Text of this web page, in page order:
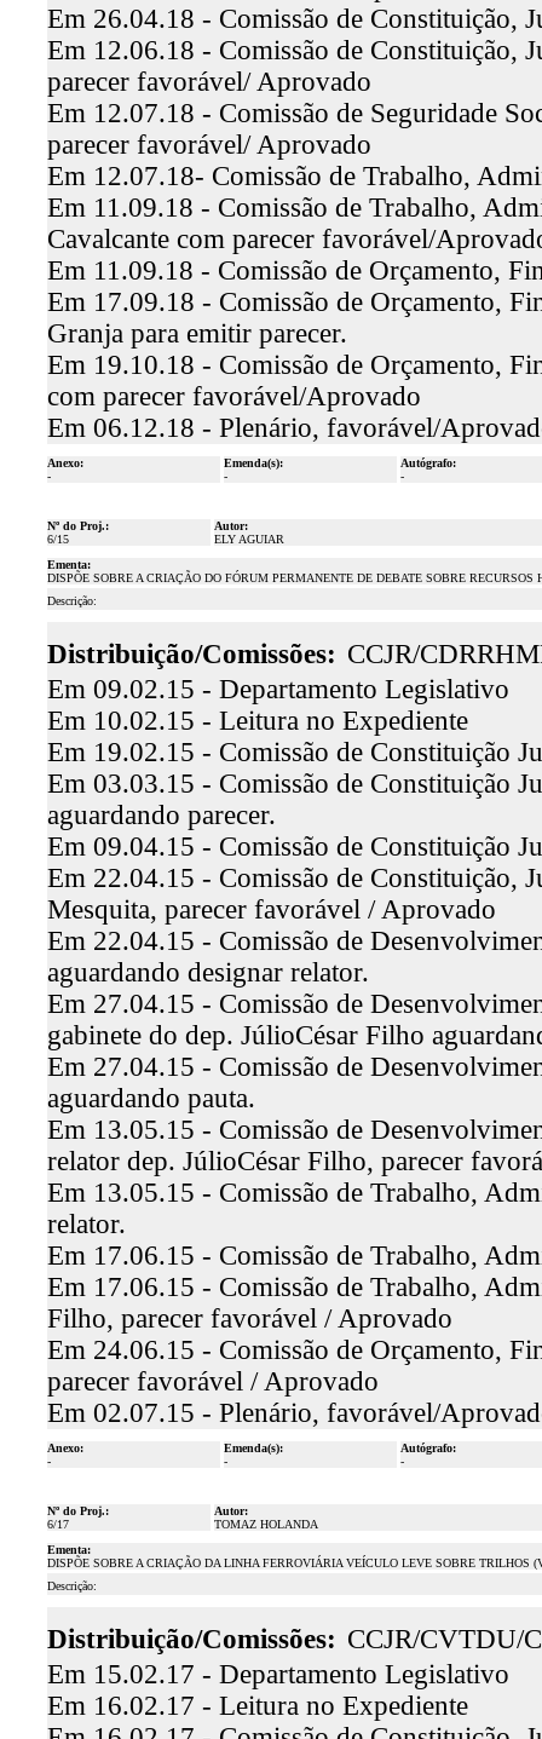
Em 26.04.18 - Comissão de Constituição,
Em 12.06.18 - Comissão de Constituição,
parecer favorável/ Aprovado
Em 12.07.18 - Comissão de Seguridade
parecer favorável/ Aprovado
Em 12.07.18- Comissão de Trabalho,
Em 11.09.18 - Comissão de Trabalho,
Cavalcante com parecer favorável/
Em 11.09.18 - Comissão de Orçamento,
Em 17.09.18 - Comissão de Orçamento,
Granja para emitir parecer.
Em 19.10.18 - Comissão de Orçamento,
com parecer favorável/Aprovado
Em 06.12.18 - Plenário, favorável/
Anexo:
-
Emenda(s):
-
Autógrafo:
-
Nº do Proj.:
6/15
Autor:
ELY AGUIAR
Ementa:
DISPÕE SOBRE A CRIAÇÃO DO FÓRUM PERMANENTE DE DEBATE SOBRE RECURSOS
Descrição:
Distribuição/Comissões: CCJR/
Em 09.02.15 - Departamento Legislativo
Em 10.02.15 - Leitura no Expediente
Em 19.02.15 - Comissão de Constituição
Em 03.03.15 - Comissão de Constituição
aguardando parecer.
Em 09.04.15 - Comissão de Constituição
Em 22.04.15 - Comissão de Constituição,
Mesquita, parecer favorável / Aprovado
Em 22.04.15 - Comissão de
aguardando designar relator.
Em 27.04.15 - Comissão de
gabinete do dep. JúlioCésar Filho
Em 27.04.15 - Comissão de
aguardando pauta.
Em 13.05.15 - Comissão de
relator dep. JúlioCésar Filho, parecer
Em 13.05.15 - Comissão de Trabalho,
relator.
Em 17.06.15 - Comissão de Trabalho,
Em 17.06.15 - Comissão de Trabalho,
Filho, parecer favorável / Aprovado
Em 24.06.15 - Comissão de Orçamento,
parecer favorável / Aprovado
Em 02.07.15 - Plenário, favorável/
Anexo:
-
Emenda(s):
-
Autógrafo:
-
Nº do Proj.:
6/17
Autor:
TOMAZ HOLANDA
Ementa:
DISPÕE SOBRE A CRIAÇÃO DA LINHA FERROVIÁRIA VEÍCULO LEVE SOBRE
Descrição:
Distribuição/Comissões: CCJR/CVTDU/
Em 15.02.17 - Departamento Legislativo
Em 16.02.17 - Leitura no Expediente